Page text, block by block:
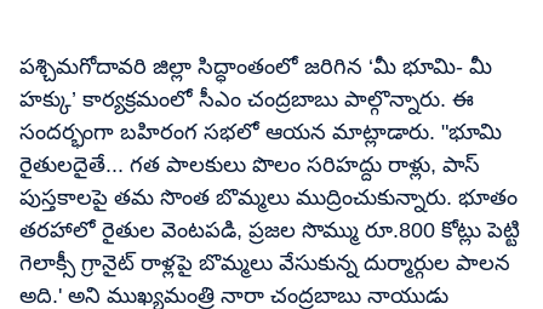
పశ్చిమగోదావరి జిల్లా సిద్ధాంతంలో జరిగిన ‘మీ భూమి- మీ
హక్కు’ కార్యక్రమంలో సీఎం చంద్రబాబు పాల్గొన్నారు. ఈ
సందర్భంగా బహిరంగ సభలో ఆయన మాట్లాడారు. "భూమి
రైతులదైతే... గత పాలకులు పొలం సరిహద్దు రాళ్లు, పాస్
పుస్తకాలపై తమ సొంత బొమ్మలు ముద్రించుకున్నారు. భూతం
తరహాలో రైతుల వెంటపడి, ప్రజల సొమ్ము రూ.800 కోట్లు పెట్టి
గెలాక్సీ గ్రానైట్‌ రాళ్లపై బొమ్మలు వేసుకున్న దుర్మార్గుల పాలన
అది.' అని ముఖ్యమంత్రి నారా చంద్రబాబు నాయుడు